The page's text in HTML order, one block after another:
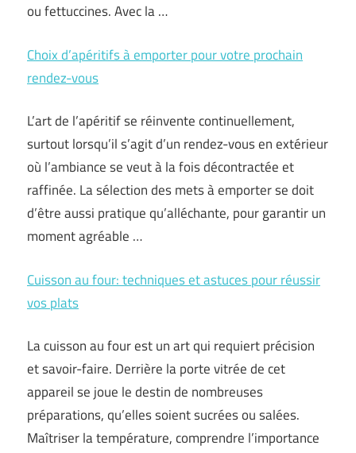
ou fettuccines. Avec la …
Choix d’apéritifs à emporter pour votre prochain
rendez-vous
L’art de l’apéritif se réinvente continuellement,
surtout lorsqu’il s’agit d’un rendez-vous en extérieur
où l’ambiance se veut à la fois décontractée et
raffinée. La sélection des mets à emporter se doit
d’être aussi pratique qu’alléchante, pour garantir un
moment agréable …
Cuisson au four: techniques et astuces pour réussir
vos plats
La cuisson au four est un art qui requiert précision
et savoir-faire. Derrière la porte vitrée de cet
appareil se joue le destin de nombreuses
préparations, qu’elles soient sucrées ou salées.
Maîtriser la température, comprendre l’importance